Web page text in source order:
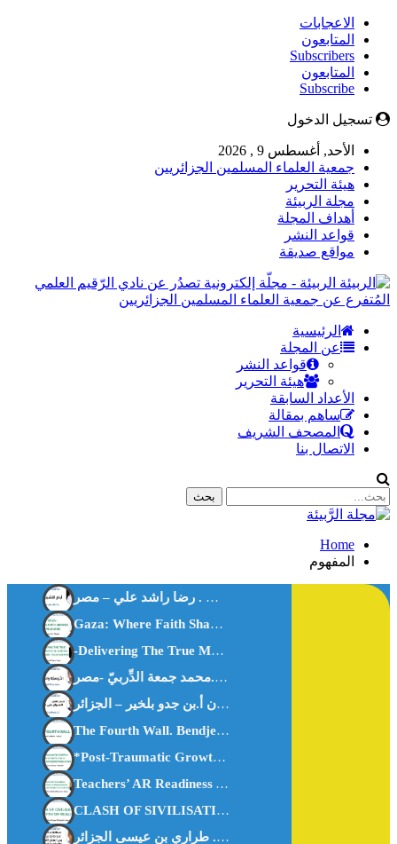
الاعجابات
المتابعون
Subscribers
المتابعون
Subscribe
تسجيل الدخول
الأحد, أغسطس 9 , 2026
جمعية العلماء المسلمين الجزائريين
هيئة التحرير
مجلة الربيئة
أهداف المجلة
قواعد النشر
مواقع صديقة
الربيئة - مجلّة إلكترونية تصدُر عن نادي الرّقيم العلمي
المُتفرع عن جمعية العلماء المسلمين الجزائريين
الرئيسية
عن المجلة
قواعد النشر
هيئة التحرير
الأعداد السابقة
ساهم بمقالة
المصحف الشريف
الاتصال بنا
Home
المفهوم
Gaza: Where Faith Shapes True Men.Anes Stiti-Algeria-
-Delivering The True Meanings Of Al Qur’ān, An Islamic TheorizationDr. Doaa M Deep-Egypt
The Fourth Wall. Bendjedou.belkheir -algeria-
*Post-Traumatic Growth: How Today’s Youth Can Rise Stronge
Teachers’ AR Readiness AR Integration In Science AR Readiness In Primary Education.-Dr. Mohamed Fahmy Rashad.Egypt.
CLASH OF SIVILISATIONS MYTH OR REALITY – Abu Hisham Al-Idrisi- Algeria